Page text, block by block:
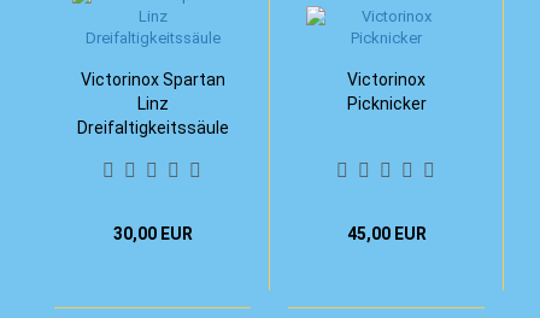
Victorinox Spartan
Linz
Dreifaltigkeitssäule
30,00 EUR
Victorinox
Picknicker
45,00 EUR